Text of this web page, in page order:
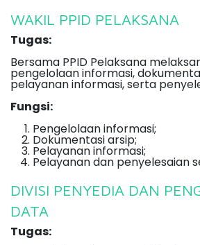
WAKIL PPID PELAKSANA
Tugas:
Bersama PPID Pelaksana
pengelolaan informasi,
pelayanan informasi, serta
Fungsi:
Pengelolaan informasi;
Dokumentasi arsip;
Pelayanan informasi;
Pelayanan dan penyelesaian
DIVISI PENYEDIA DAN
DATA
Tugas: